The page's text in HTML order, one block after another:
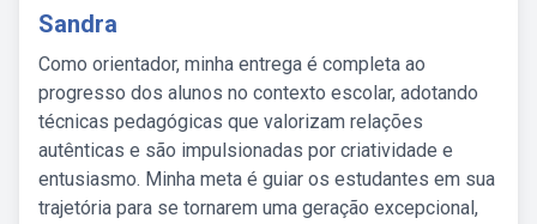
Sandra
Como orientador, minha entrega é completa ao
progresso dos alunos no contexto escolar, adotando
técnicas pedagógicas que valorizam relações
autênticas e são impulsionadas por criatividade e
entusiasmo. Minha meta é guiar os estudantes em sua
trajetória para se tornarem uma geração excepcional,